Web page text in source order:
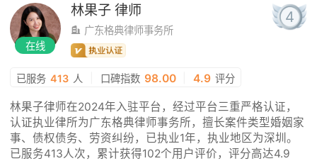
在线
林果子 律师
广东格典律师事务所
4
已服务 413 人 口碑指数 98.00 4.9 评分
林果子律师在2024年入驻平台，经过平台三重严格认证，
认证执业律所为广东格典律师事务所，擅长案件类型婚姻家
事、债权债务、劳资纠纷，已执业1年，执业地区为深圳。
已服务413人次，累计获得102个用户评价，评分高达4.9